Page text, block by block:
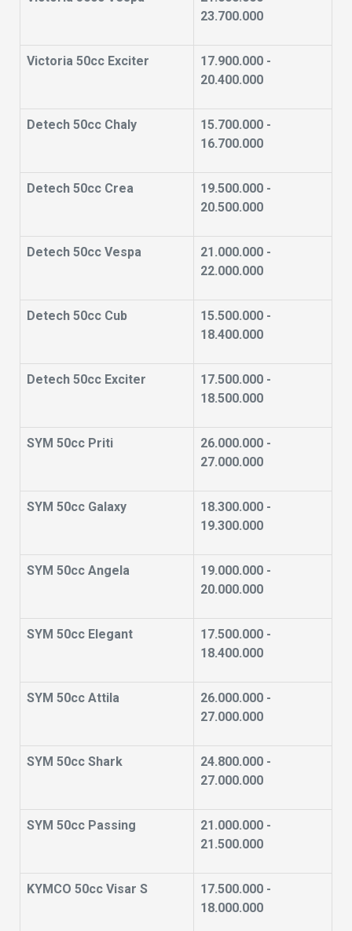
23.700.000
Victoria 50cc Exciter
17.900.000 -
20.400.000
Detech 50cc Chaly
15.700.000 -
16.700.000
Detech 50cc Crea
19.500.000 -
20.500.000
Detech 50cc Vespa
21.000.000 -
22.000.000
Detech 50cc Cub
15.500.000 -
18.400.000
Detech 50cc Exciter
17.500.000 -
18.500.000
SYM 50cc Priti
26.000.000 -
27.000.000
SYM 50cc Galaxy
18.300.000 -
19.300.000
SYM 50cc Angela
19.000.000 -
20.000.000
SYM 50cc Elegant
17.500.000 -
18.400.000
SYM 50cc Attila
26.000.000 -
27.000.000
SYM 50cc Shark
24.800.000 -
27.000.000
SYM 50cc Passing
21.000.000 -
21.500.000
KYMCO 50cc Visar S
17.500.000 -
18.000.000